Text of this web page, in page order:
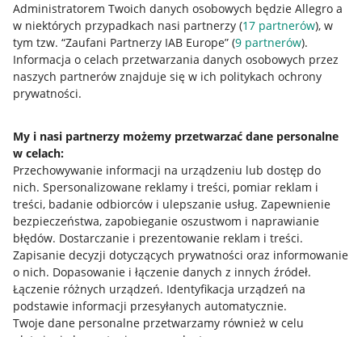
Administratorem Twoich danych osobowych będzie Allegro a
w niektórych przypadkach nasi partnerzy (17 partnerów), w
tym tzw. “Zaufani Partnerzy IAB Europe” (9 partnerów).
Informacja o celach przetwarzania danych osobowych przez
naszych partnerów znajduje się w ich politykach ochrony
prywatności.
My i nasi partnerzy możemy przetwarzać dane personalne
w celach:
Przechowywanie informacji na urządzeniu lub dostęp do
nich. Spersonalizowane reklamy i treści, pomiar reklam i
treści, badanie odbiorców i ulepszanie usług. Zapewnienie
bezpieczeństwa, zapobieganie oszustwom i naprawianie
błędów. Dostarczanie i prezentowanie reklam i treści.
Zapisanie decyzji dotyczących prywatności oraz informowanie
o nich. Dopasowanie i łączenie danych z innych źródeł.
Łączenie różnych urządzeń. Identyfikacja urządzeń na
podstawie informacji przesyłanych automatycznie.
Twoje dane personalne przetwarzamy również w celu
Przydatne informacje
Jak to działa
Allegro Gadane dla sprzedających
Allegro Gadane dla kupujących
Mapa miejscowości
Informacje prawne
Regulamin
Polityka plików "cookies"